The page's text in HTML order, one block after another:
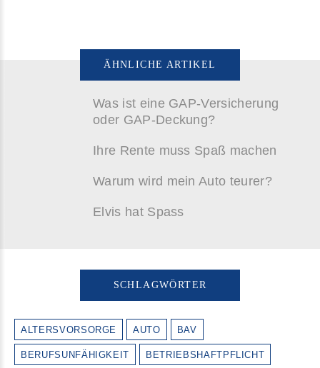
ÄHNLICHE ARTIKEL
Was ist eine GAP-Versicherung
oder GAP-Deckung?
Ihre Rente muss Spaß machen
Warum wird mein Auto teurer?
Elvis hat Spass
SCHLAGWÖRTER
ALTERSVORSORGE AUTO BAV
BERUFSUNFÄHIGKEIT BETRIEBSHAFTPFLICHT